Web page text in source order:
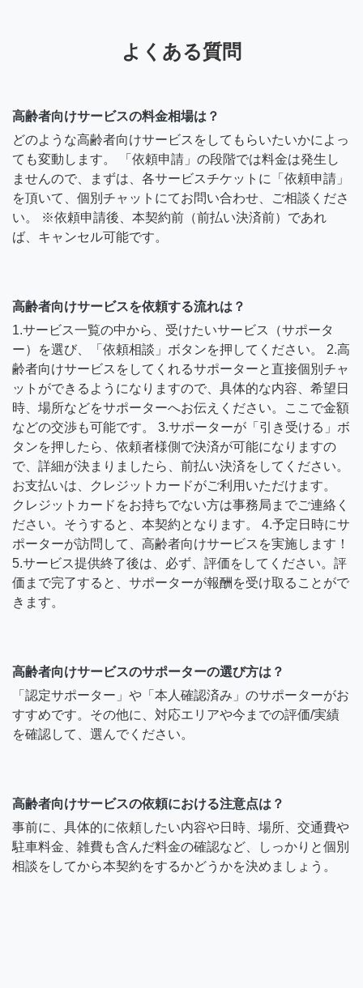
よくある質問
高齢者向けサービスの料金相場は？
どのような高齢者向けサービスをしてもらいたいかによっ
ても変動します。 「依頼申請」の段階では料金は発生し
ませんので、まずは、各サービスチケットに「依頼申請」
を頂いて、個別チャットにてお問い合わせ、ご相談くださ
い。 ※依頼申請後、本契約前（前払い決済前）であれ
ば、キャンセル可能です。
高齢者向けサービスを依頼する流れは？
1.サービス一覧の中から、受けたいサービス（サポータ
ー）を選び、「依頼相談」ボタンを押してください。 2.高
齢者向けサービスをしてくれるサポーターと直接個別チャ
ットができるようになりますので、具体的な内容、希望日
時、場所などをサポーターへお伝えください。ここで金額
などの交渉も可能です。 3.サポーターが「引き受ける」ボ
タンを押したら、依頼者様側で決済が可能になりますの
で、詳細が決まりましたら、前払い決済をしてください。
お支払いは、クレジットカードがご利用いただけます。
クレジットカードをお持ちでない方は事務局までご連絡く
ださい。そうすると、本契約となります。 4.予定日時にサ
ポーターが訪問して、高齢者向けサービスを実施します！
5.サービス提供終了後は、必ず、評価をしてください。評
価まで完了すると、サポーターが報酬を受け取ることがで
きます。
高齢者向けサービスのサポーターの選び方は？
「認定サポーター」や「本人確認済み」のサポーターがお
すすめです。その他に、対応エリアや今までの評価/実績
を確認して、選んでください。
高齢者向けサービスの依頼における注意点は？
事前に、具体的に依頼したい内容や日時、場所、交通費や
駐車料金、雑費も含んだ料金の確認など、しっかりと個別
相談をしてから本契約をするかどうかを決めましょう。